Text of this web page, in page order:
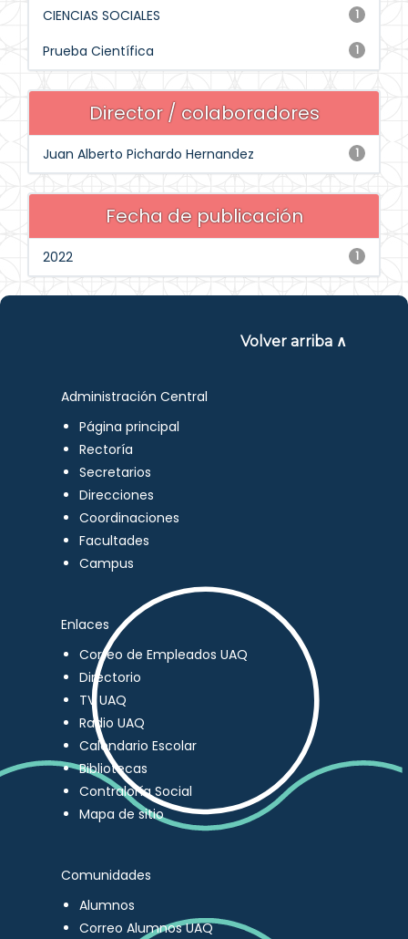
1
CIENCIAS SOCIALES
1
Prueba Científica
Director / colaboradores
1
Juan Alberto Pichardo Hernandez
Fecha de publicación
1
2022
Volver arriba ∧
Administración Central
Página principal
Rectoría
Secretarios
Direcciones
Coordinaciones
Facultades
Campus
Enlaces
Correo de Empleados UAQ
Directorio
TV UAQ
Radio UAQ
Calendario Escolar
Bibliotecas
Contraloría Social
Mapa de sitio
Comunidades
Alumnos
Correo Alumnos UAQ